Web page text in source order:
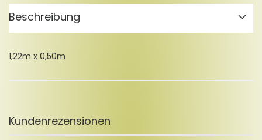
Beschreibung
1,22m x 0,50m
Kundenrezensionen